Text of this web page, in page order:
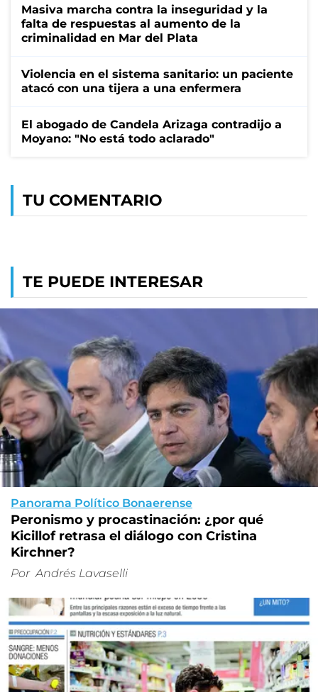
Masiva marcha contra la inseguridad y la
falta de respuestas al aumento de la
criminalidad en Mar del Plata
Violencia en el sistema sanitario: un paciente
atacó con una tijera a una enfermera
El abogado de Candela Arizaga contradijo a
Moyano: "No está todo aclarado"
TU COMENTARIO
TE PUEDE INTERESAR
Panorama Político Bonaerense
Peronismo y procastinación: ¿por qué
Kicillof retrasa el diálogo con Cristina
Kirchner?
Por Andrés Lavaselli